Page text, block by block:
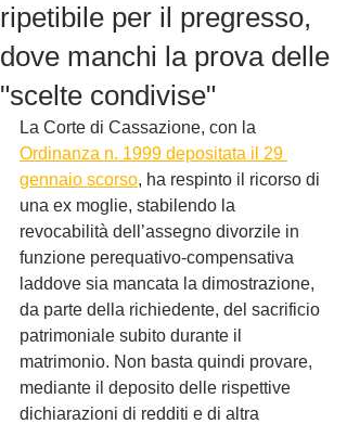
ripetibile per il pregresso,
dove manchi la prova delle
"scelte condivise"
La Corte di Cassazione, con la
Ordinanza n. 1999 depositata il 29
gennaio scorso, ha respinto il ricorso di
una ex moglie, stabilendo la
revocabilità dell’assegno divorzile in
funzione perequativo-compensativa
laddove sia mancata la dimostrazione,
da parte della richiedente, del sacrificio
patrimoniale subito durante il
matrimonio. Non basta quindi provare,
mediante il deposito delle rispettive
dichiarazioni di redditi e di altra